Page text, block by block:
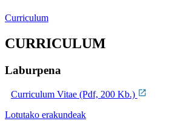
Curriculum
CURRICULUM
Laburpena
Curriculum Vitae (Pdf, 200 Kb.)
Lotutako erakundeak